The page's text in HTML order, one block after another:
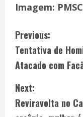
Imagem:
Previous:
Tentativa de
Atacado com
Next:
Reviravolta no